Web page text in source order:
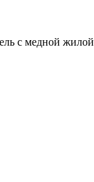
с медной